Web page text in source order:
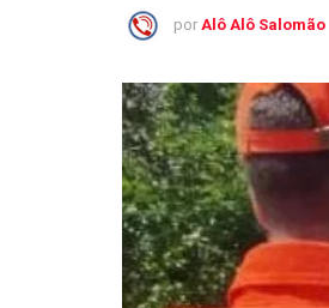
por Alô Alô Salomão